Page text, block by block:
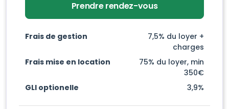
Frais de gestion
7,5% du loyer +
charges
Frais mise en location
75% du loyer, min
350€
GLI optionelle
3,9%
Prendre rendez-vous